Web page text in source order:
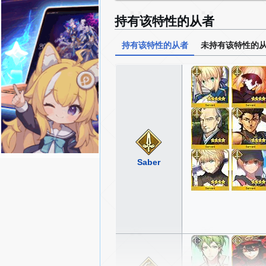
持有该特性的从者
持有该特性的从者 未持有该特性的
Saber